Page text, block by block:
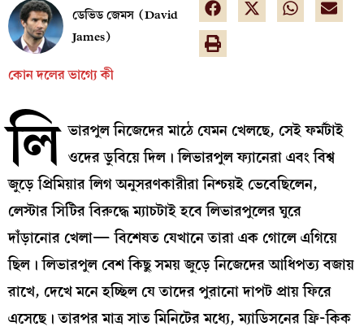
ডেভিড জেমস (David
James)
কোন দলের ভাগ্যে কী
লি ভারপুল নিজেদের মাঠে যেমন খেলছে, সেই ফর্মটাই
ওদের ডুবিয়ে দিল। লিভারপুল ফ্যানেরা এবং বিশ্ব
জুড়ে প্রিমিয়ার লিগ অনুসরণকারীরা নিশ্চয়ই ভেবেছিলেন,
লেস্টার সিটির বিরুদ্ধে ম্যাচটাই হবে লিভারপুলের ঘুরে
দাঁড়ানোর খেলা— বিশেষত যেখানে তারা এক গোলে এগিয়ে
ছিল। লিভারপুল বেশ কিছু সময় জুড়ে নিজেদের আধিপত্য বজায়
রাখে, দেখে মনে হচ্ছিল যে তাদের পুরানো দাপট প্রায় ফিরে
এসেছে। তারপর মাত্র সাত মিনিটের মধ্যে, ম্যাডিসনের ফ্রি-কিক